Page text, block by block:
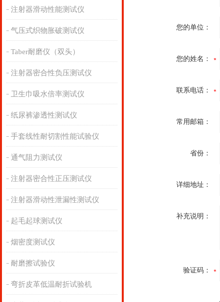
注射器滑动性能测试仪
气压式织物胀破测试仪
Taber耐磨仪（双头）
注射器密合性负压测试仪
卫生巾吸水倍率测试仪
纸尿裤渗透性测试仪
手套线性耐切割性能试验仪
通气阻力测试仪
注射器密合性正压测试仪
注射器滑动性泄漏性测试仪
起毛起球测试仪
烟密度测试仪
耐磨擦试验仪
弯折皮革低温耐折试验机
您的单位：
您的姓名：
联系电话：
常用邮箱：
省份：
详细地址：
补充说明：
验证码：